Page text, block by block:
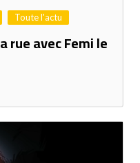
Toute l'actu
rue avec Femi le